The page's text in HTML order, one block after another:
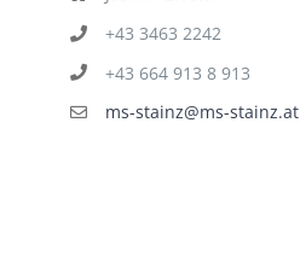
+43 3463 2242
+43 664 913 8 913
ms-stainz@ms-stainz.at